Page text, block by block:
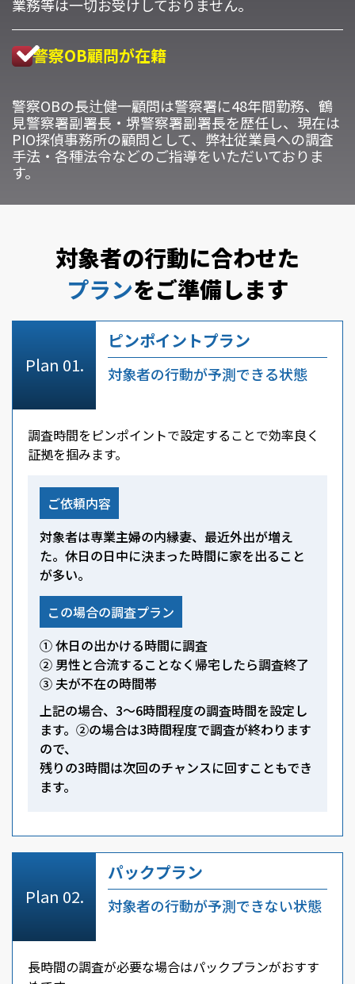
業務等は一切お受けしておりません。
警察OB顧問が在籍
警察OBの長辻健一顧問は警察署に48年間勤務、鶴
見警察署副署長・堺警察署副署長を歴任し、現在は
PIO探偵事務所の顧問として、弊社従業員への調査
手法・各種法令などのご指導をいただいておりま
す。
対象者の行動に合わせた
プランをご準備します
ピンポイントプラン
対象者の行動が予測できる状態
調査時間をピンポイントで設定することで効率良く
証拠を掴みます。
ご依頼内容
対象者は専業主婦の内縁妻、最近外出が増え
た。休日の日中に決まった時間に家を出ること
が多い。
この場合の調査プラン
① 休日の出かける時間に調査
② 男性と合流することなく帰宅したら調査終了
③ 夫が不在の時間帯
上記の場合、3～6時間程度の調査時間を設定し
ます。②の場合は3時間程度で調査が終わります
ので、
残りの3時間は次回のチャンスに回すこともでき
ます。
パックプラン
対象者の行動が予測できない状態
長時間の調査が必要な場合はパックプランがおすす